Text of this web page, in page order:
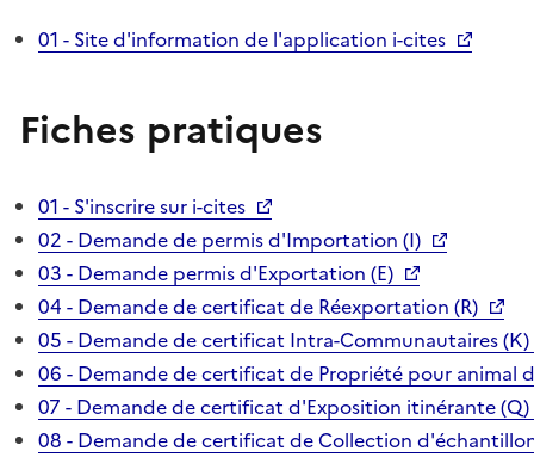
01 - Site d'information de l'application i-cites
Fiches pratiques
01 - S'inscrire sur i-cites
02 - Demande de permis d'Importation (I)
03 - Demande permis d'Exportation (E)
04 - Demande de certificat de Réexportation (R)
05 - Demande de certificat Intra-Communautaires (K)
06 - Demande de certificat de Propriété pour animal
07 - Demande de certificat d'Exposition itinérante (Q)
08 - Demande de certificat de Collection